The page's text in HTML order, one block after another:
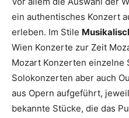
ein authentisches Konzert
erleben. Im Stile
Wien Konzerte zur Zeit
Mozart Konzerten einzelne
Solokonzerten aber auch
aus Opern aufgeführt,
bekannte Stücke, die das